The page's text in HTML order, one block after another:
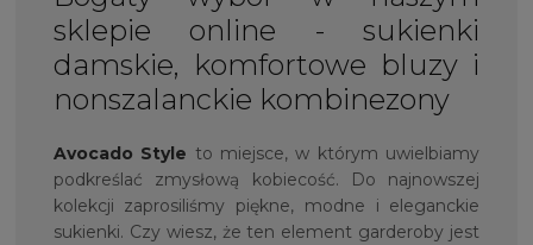
sklepie online - sukienki
damskie, komfortowe bluzy i
nonszalanckie kombinezony
Avocado Style to miejsce, w którym uwielbiamy
podkreślać zmysłową kobiecość. Do najnowszej
kolekcji zaprosiliśmy piękne, modne i eleganckie
sukienki. Czy wiesz, że ten element garderoby jest